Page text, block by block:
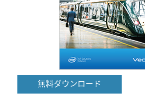
無料ダウンロード